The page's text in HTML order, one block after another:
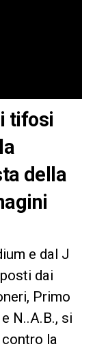
tifosi
della
e dal J
dai
Primo
N..A.B., si
la